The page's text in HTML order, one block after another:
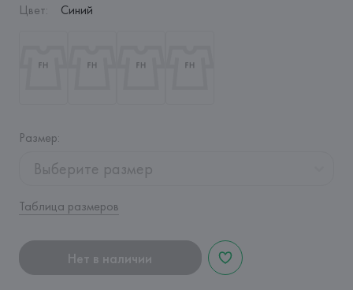
Цвет: Синий
Размер:
Выберите размер
Таблица размеров
Нет в наличии